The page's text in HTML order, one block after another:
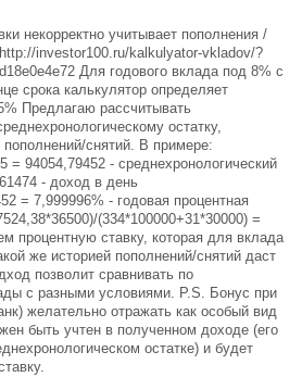
некорректно учитывает пополнения /
investor100.ru/kalkulyator-vkladov/?
Для годового вклада под 8% с
срока калькулятор определяет
Предлагаю рассчитывать
остатку,
снятий. В примере:
= 94054,79452 - среднехронологический
- доход в день
= 7,999996% - годовая процентная
(334*100000+31*30000) =
процентную ставку, которая для вклада
же историей пополнений/снятий даст
позволит сравнивать по
с разными условиями. P.S. Бонус при
желательно отражать как особый вид
быть учтен в полученном доходе (его
остатке) и будет